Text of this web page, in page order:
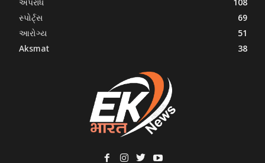
સ્પોર્ટ્સ
69
આરોગ્ય
51
Aksmat
38